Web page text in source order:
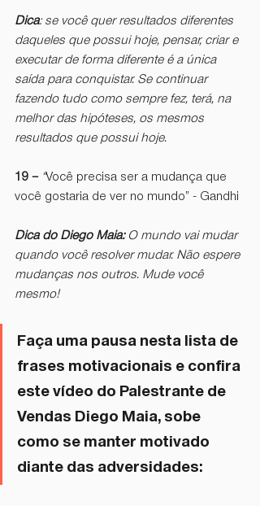
Dica: se você quer resultados diferentes
daqueles que possui hoje, pensar, criar e
executar de forma diferente é a única
saída para conquistar. Se continuar
fazendo tudo como sempre fez, terá, na
melhor das hipóteses, os mesmos
resultados que possui hoje.
19 – “Você precisa ser a mudança que
você gostaria de ver no mundo” - Gandhi
Dica do Diego Maia: O mundo vai mudar
quando você resolver mudar. Não espere
mudanças nos outros. Mude você
mesmo!
Faça uma pausa nesta lista de
frases motivacionais e confira
este vídeo do Palestrante de
Vendas Diego Maia, sobe
como se manter motivado
diante das adversidades: